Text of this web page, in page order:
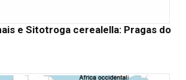
e Sitotroga cerealella: Pragas do